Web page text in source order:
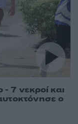
7 νεκροί και
ο